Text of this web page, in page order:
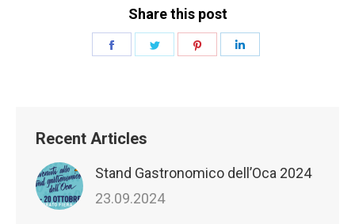
Share this post
Condividi Condividi Condividi
Recent Articles
Stand Gastronomico dell’Oca 2024
23.09.2024